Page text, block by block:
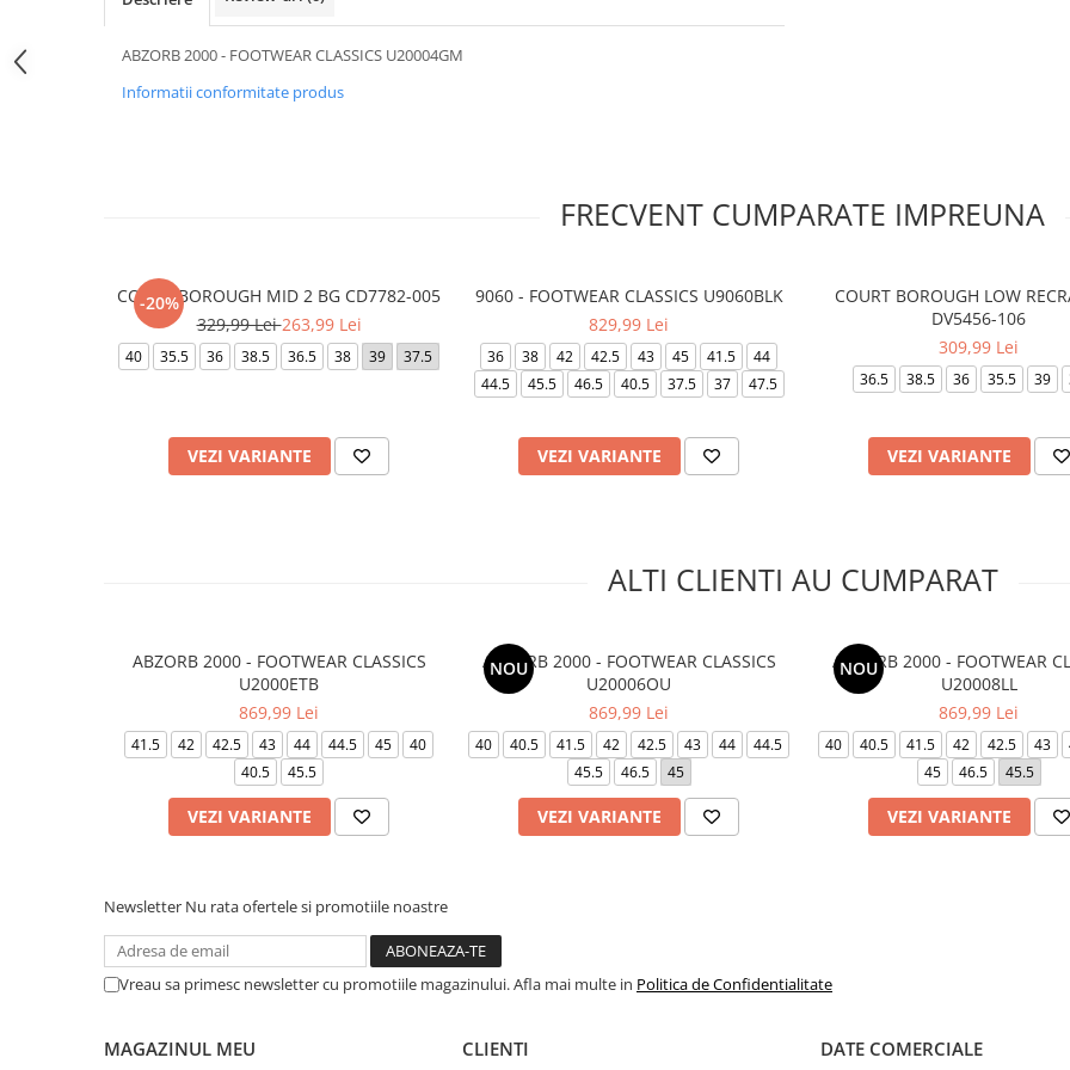
ABZORB 2000 - FOOTWEAR CLASSICS U20004GM
Informatii conformitate produs
FRECVENT CUMPARATE IMPREUNA
-20%
COURT BOROUGH MID 2 BG CD7782-005
329,99 Lei263,99 Lei
40 35.5 36 38.5 36.5 38 39 37.5
VEZI VARIANTE
9060 - FOOTWEAR CLASSICS U9060BLK
829,99 Lei
36 38 42 42.5 43 45 41.5
44
44.5
45.5 46.5 40.5 37.5 37 47.5
VEZI VARIANTE
COURT BOROUGH LOW
DV5456-106
309,99 Lei
36.5 38.5 36 35.5 39
VEZI VARIANTE
ALTI CLIENTI AU CUMPARAT
ABZORB 2000 - FOOTWEAR CLASSICS
U2000ETB
869,99 Lei
41.5 42 42.5 43 44 44.5 45
40
40.5
45.5
VEZI VARIANTE
NOU
ABZORB 2000 - FOOTWEAR CLASSICS
U20006OU
869,99 Lei
40 40.5 41.5 42 42.5 43 44
44.5
45.5
46.5 45
VEZI VARIANTE
NOU
ABZORB 2000 - FOOTWEAR
U20008LL
869,99 Lei
40 40.5 41.5 42 42.5 43
45
46.5 45.5
VEZI VARIANTE
Newsletter Nu rata ofertele si promotiile noastre
Vreau sa primesc newsletter cu promotiile magazinului. Afla mai multe in Politica de Confidentialitate
MAGAZINUL MEU CLIENTI DATE COMERCIALE